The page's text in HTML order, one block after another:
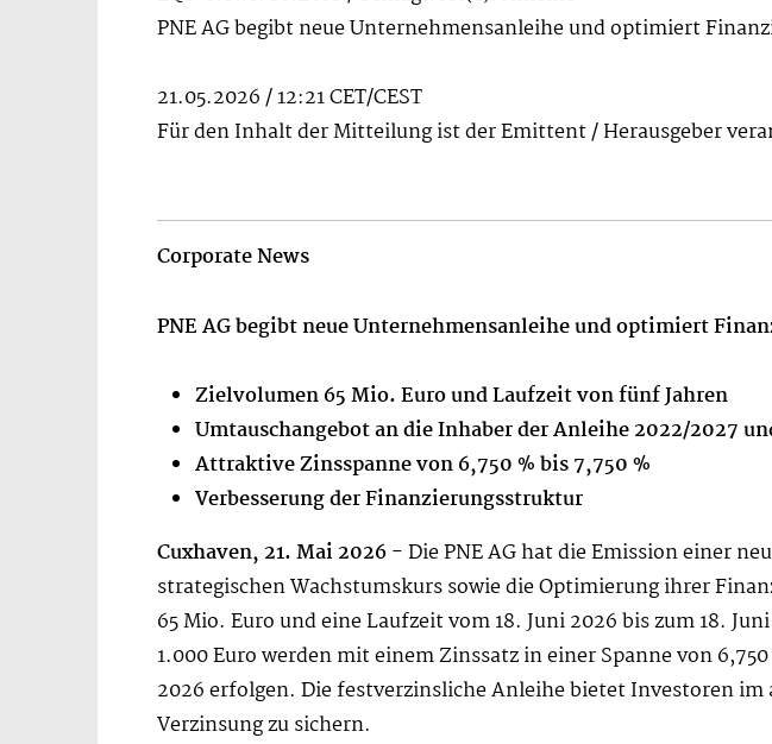
PNE AG begibt neue Unternehmensanleihe und optimiert
21.05.2026 / 12:21 CET/CEST
Für den Inhalt der Mitteilung ist der Emittent / Herausgeber
Corporate News
PNE AG begibt neue Unternehmensanleihe und optimiert
Zielvolumen 65 Mio. Euro und Laufzeit von fünf Jahren
Umtauschangebot an die Inhaber der Anleihe 2022/2027
Attraktive Zinsspanne von 6,750 % bis 7,750 %
Verbesserung der Finanzierungsstruktur
Cuxhaven, 21. Mai 2026- Die PNE AG hat die Emission einer
strategischen Wachstumskurs sowie die Optimierung ihrer
65 Mio. Euro und eine Laufzeit vom 18. Juni 2026 bis zum 18.
1.000 Euro werden mit einem Zinssatz in einer Spanne von
2026 erfolgen. Die festverzinsliche Anleihe bietet Investoren
Verzinsung zu sichern.